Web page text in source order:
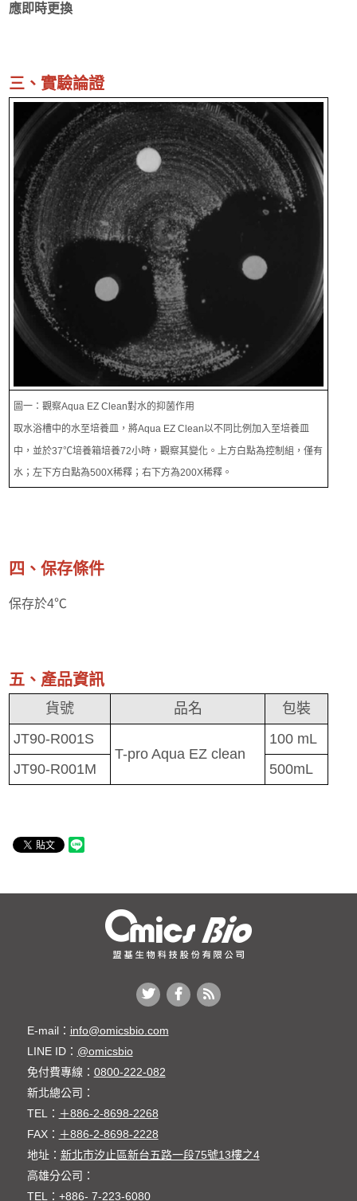
應即時更換
三、實驗論證
圖一：觀察Aqua EZ Clean對水的抑菌作用
取水浴槽中的水至培養皿，將Aqua EZ Clean以不同比例加入至培養皿
中，並於37℃培養箱培養72小時，觀察其變化。上方白點為控制組，僅有
水；左下方白點為500X稀釋；右下方為200X稀釋。
四、保存條件
保存於4℃
五、產品資訊
貨號 品名
包裝
JT90-R001S
T-pro Aqua EZ clean
100 mL
JT90-R001M
500mL
E-mail： info@omicsbio.com
LINE ID： @omicsbio
免付費專線： 0800-222-082
新北總公司：
TEL： ＋886-2-8698-2268
FAX： ＋886-2-8698-2228
地址： 新北市汐止區新台五路一段75號13樓之4
高雄分公司：
TEL： +886- 7-223-6080